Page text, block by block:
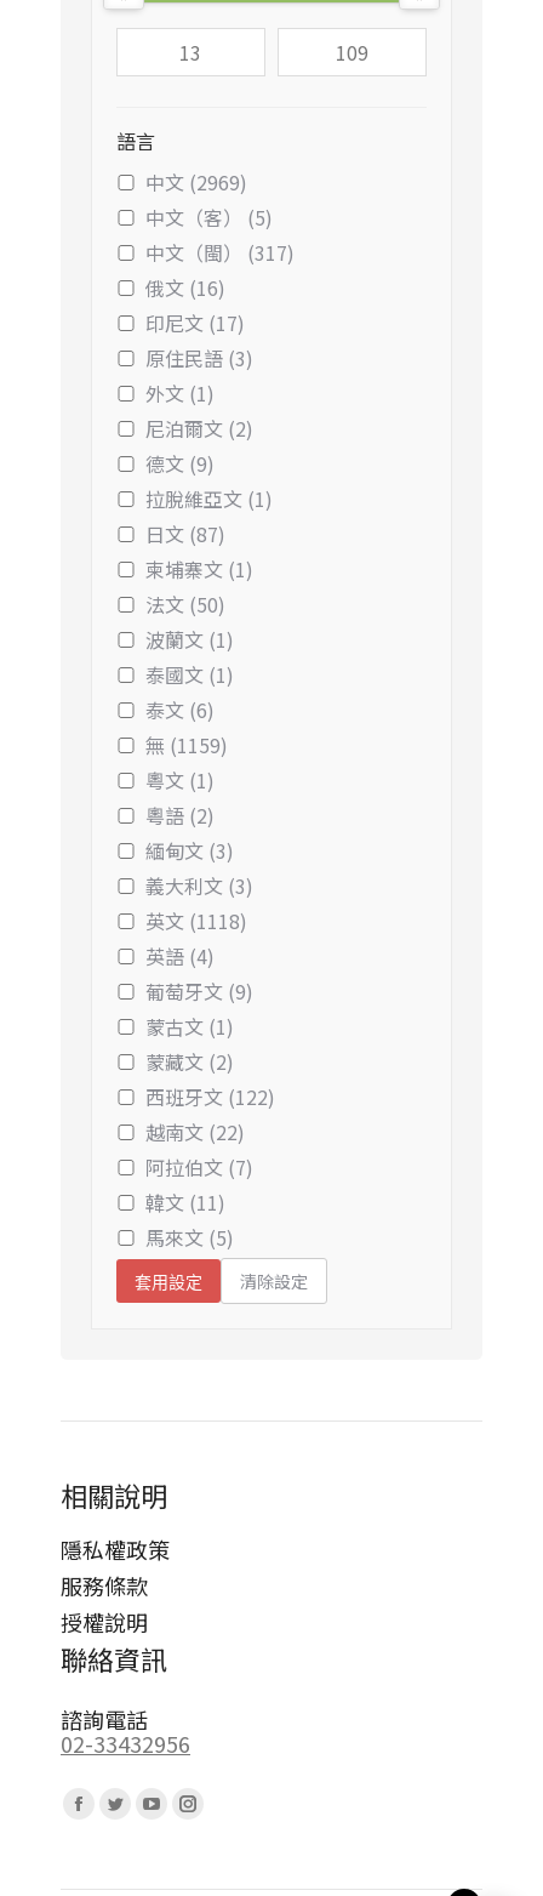
語言
中文 (2969)
中文（客） (5)
中文（閩） (317)
俄文 (16)
印尼文 (17)
原住民語 (3)
外文 (1)
尼泊爾文 (2)
德文 (9)
拉脫維亞文 (1)
日文 (87)
柬埔寨文 (1)
法文 (50)
波蘭文 (1)
泰國文 (1)
泰文 (6)
無 (1159)
粵文 (1)
粵語 (2)
緬甸文 (3)
義大利文 (3)
英文 (1118)
英語 (4)
葡萄牙文 (9)
蒙古文 (1)
蒙藏文 (2)
西班牙文 (122)
越南文 (22)
阿拉伯文 (7)
韓文 (11)
馬來文 (5)
套用設定 清除設定
相關說明
隱私權政策
服務條款
授權說明
聯絡資訊
諮詢電話
02-33432956
Facebook
opens
Twitter
opens
YouTube
opens
Instagram
opens